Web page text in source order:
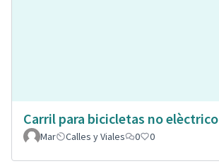
Carril para bicicletas no elèctrico
Mar
Calles y Viales 0 0